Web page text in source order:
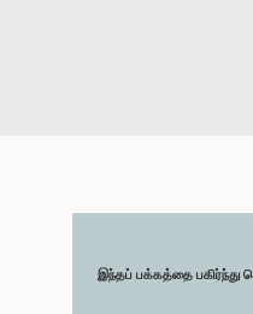
இந்தப் பக்கத்தை